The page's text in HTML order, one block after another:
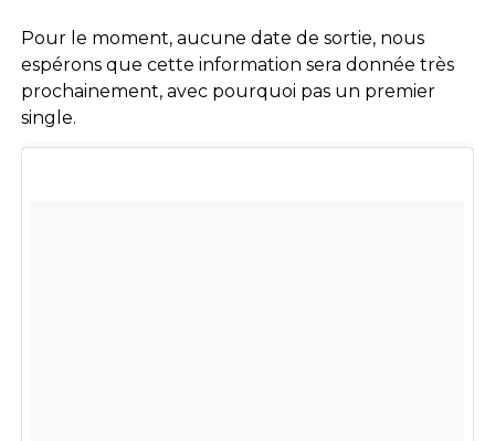
Pour le moment, aucune date de sortie, nous
espérons que cette information sera donnée très
prochainement, avec pourquoi pas un premier
single.